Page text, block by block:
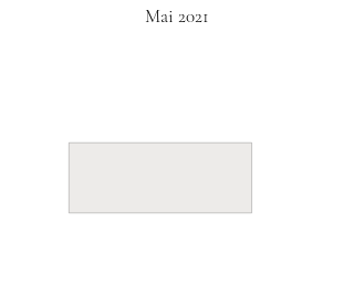
Mai 2021